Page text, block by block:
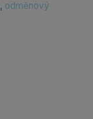
, odměnový